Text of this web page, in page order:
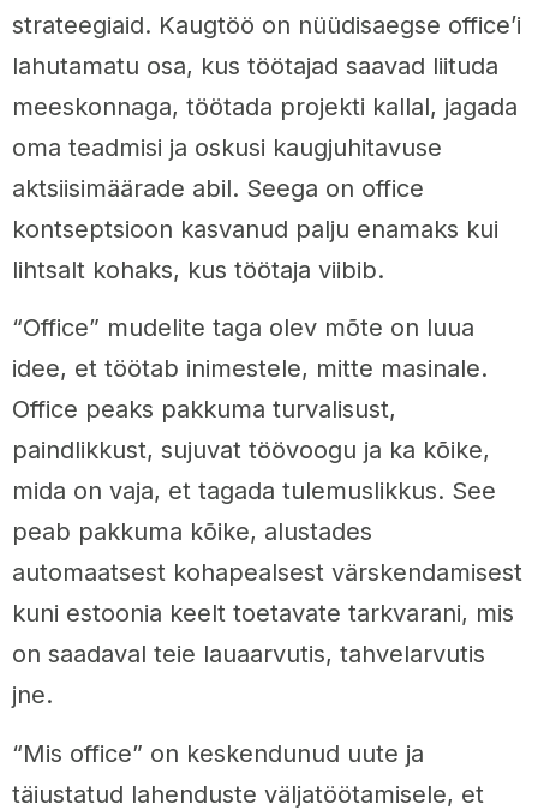
strateegiaid. Kaugtöö on nüüdisaegse office’i
lahutamatu osa, kus töötajad saavad liituda
meeskonnaga, töötada projekti kallal, jagada
oma teadmisi ja oskusi kaugjuhitavuse
aktsiisimäärade abil. Seega on office
kontseptsioon kasvanud palju enamaks kui
lihtsalt kohaks, kus töötaja viibib.
“Office” mudelite taga olev mõte on luua
idee, et töötab inimestele, mitte masinale.
Office peaks pakkuma turvalisust,
paindlikkust, sujuvat töövoogu ja ka kõike,
mida on vaja, et tagada tulemuslikkus. See
peab pakkuma kõike, alustades
automaatsest kohapealsest värskendamisest
kuni estoonia keelt toetavate tarkvarani, mis
on saadaval teie lauaarvutis, tahvelarvutis
jne.
“Mis office” on keskendunud uute ja
täiustatud lahenduste väljatöötamisele, et